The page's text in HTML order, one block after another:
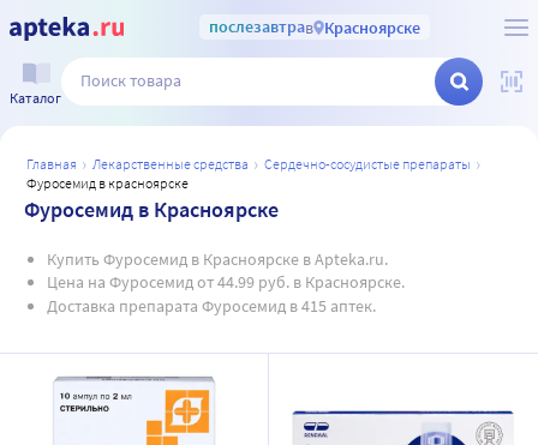
послезавтрав Красноярске
Каталог
главная лекарственные средства
сердечно-сосудистые препараты
фуросемид в красноярске
Фуросемид в Красноярске
Купить Фуросемид в Красноярске в Apteka.ru.
Цена на Фуросемид от 44.99 руб. в Красноярске.
Доставка препарата Фуросемид в 415 аптек.